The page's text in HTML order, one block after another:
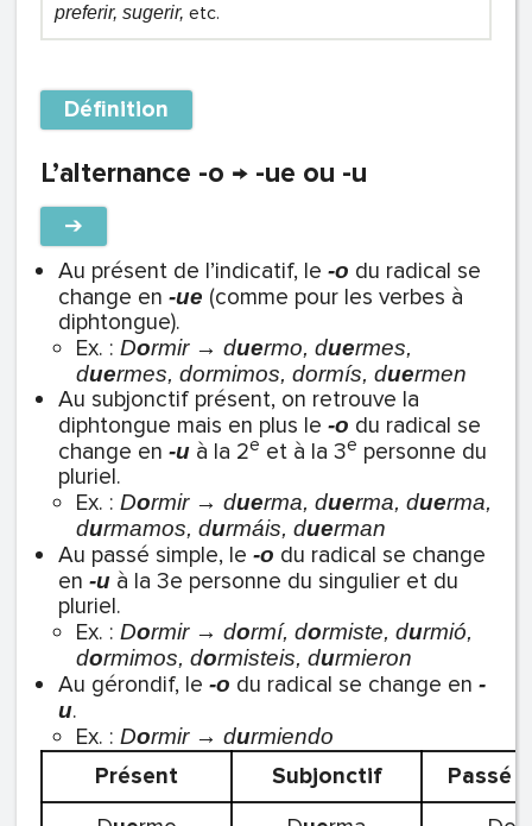
preferir, sugerir, etc.
Définition
L’alternance -o → -ue ou -u
➔
Au présent de l’indicatif, le -o du radical se
change en -ue (comme pour les verbes à
diphtongue).
Ex. : Dormir → duermo, duermes,
duermes, dormimos, dormís, duermen
Au subjonctif présent, on retrouve la
diphtongue mais en plus le -o du radical se
change en -u à la 2e et à la 3e personne du
pluriel.
Ex. : Dormir → duerma, duerma, duerma,
durmamos, durmáis, duerman
Au passé simple, le -o du radical se change
en -u à la 3e personne du singulier et du
pluriel.
Ex. : Dormir → dormí, dormiste, durmió,
dormimos, dormisteis, durmieron
Au gérondif, le -o du radical se change en -
u.
Ex. : Dormir → durmiendo
Présent Subjonctif
Passé